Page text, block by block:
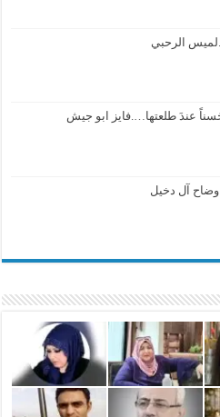
الرحبي
عندَ طلعتها….فايز ابو جيش
آل دخيل